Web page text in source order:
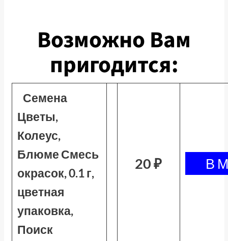
Возможно Вам
пригодится:
Семена
Цветы,
Колеус,
Блюме Смесь
окрасок, 0.1 г,
цветная
упаковка,
Поиск
20 ₽